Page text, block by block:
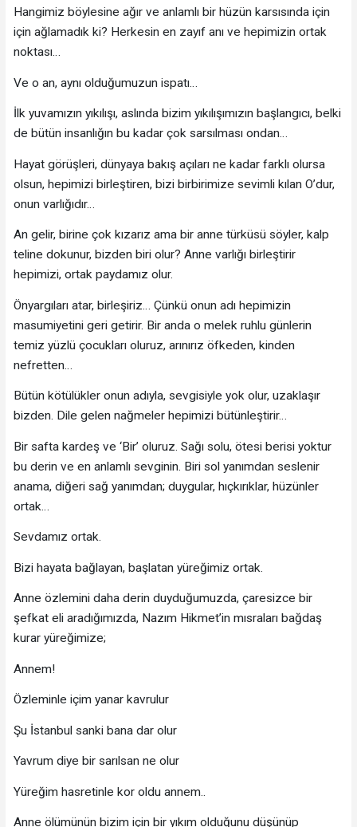
Hangimiz böylesine ağır ve anlamlı bir hüzün karsısında için
için ağlamadık ki? Herkesin en zayıf anı ve hepimizin ortak
noktası…
Ve o an, aynı olduğumuzun ispatı…
İlk yuvamızın yıkılışı, aslında bizim yıkılışımızın başlangıcı, belki
de bütün insanlığın bu kadar çok sarsılması ondan…
Hayat görüşleri, dünyaya bakış açıları ne kadar farklı olursa
olsun, hepimizi birleştiren, bizi birbirimize sevimli kılan O’dur,
onun varlığıdır…
An gelir, birine çok kızarız ama bir anne türküsü söyler, kalp
teline dokunur, bizden biri olur? Anne varlığı birleştirir
hepimizi, ortak paydamız olur.
Önyargıları atar, birleşiriz… Çünkü onun adı hepimizin
masumiyetini geri getirir. Bir anda o melek ruhlu günlerin
temiz yüzlü çocukları oluruz, arınırız öfkeden, kinden
nefretten…
Bütün kötülükler onun adıyla, sevgisiyle yok olur, uzaklaşır
bizden. Dile gelen nağmeler hepimizi bütünleştirir…
Bir safta kardeş ve ‘Bir’ oluruz. Sağı solu, ötesi berisi yoktur
bu derin ve en anlamlı sevginin. Biri sol yanımdan seslenir
anama, diğeri sağ yanımdan; duygular, hıçkırıklar, hüzünler
ortak…
Sevdamız ortak.
Bizi hayata bağlayan, başlatan yüreğimiz ortak.
Anne özlemini daha derin duyduğumuzda, çaresizce bir
şefkat eli aradığımızda, Nazım Hikmet’in mısraları bağdaş
kurar yüreğimize;
Annem!
Özleminle içim yanar kavrulur
Şu İstanbul sanki bana dar olur
Yavrum diye bir sarılsan ne olur
Yüreğim hasretinle kor oldu annem..
Anne ölümünün bizim için bir yıkım olduğunu düşünüp